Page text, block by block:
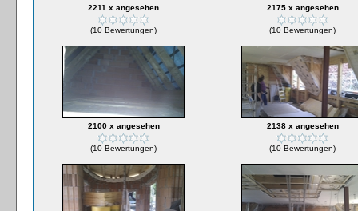
2211 x angesehen
(10 Bewertungen)
2175 x angesehen
(10 Bewertungen)
2100 x angesehen
(10 Bewertungen)
2138 x angesehen
(10 Bewertungen)